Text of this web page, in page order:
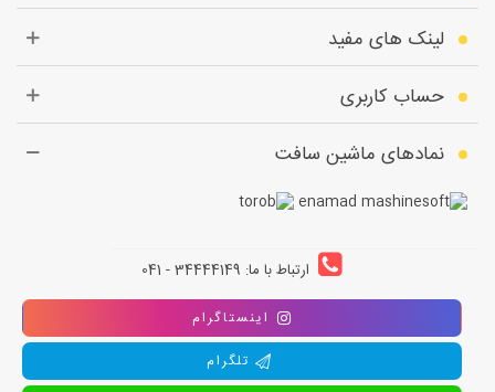
لینک های مفید
حساب کاربری
نمادهای ماشین سافت
ارتباط با ما: 34444149 - 041
اینستاگرام
تلگرام